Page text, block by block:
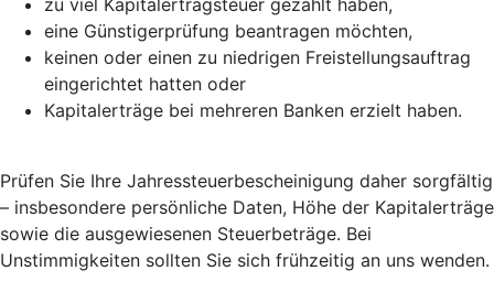
eine Günstigerprüfung beantragen möchten,
keinen oder einen zu niedrigen Freistellungsauftrag
eingerichtet hatten oder
Kapitalerträge bei mehreren Banken erzielt haben.
Prüfen Sie Ihre Jahressteuerbescheinigung daher sorgfältig
– insbesondere persönliche Daten, Höhe der Kapitalerträge
sowie die ausgewiesenen Steuerbeträge. Bei
Unstimmigkeiten sollten Sie sich frühzeitig an uns wenden.